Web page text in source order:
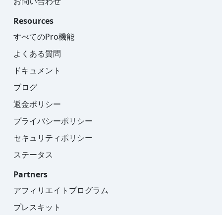
Resources
すべてのPro機能
よくある質問
ドキュメント
ブログ
返金ポリシー
プライバシーポリシー
セキュリティポリシー
ステータス
Partners
アフィリエイトプログラム
プレスキット